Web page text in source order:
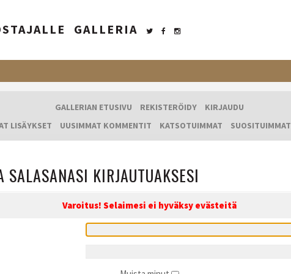
GALLERIA
GALLERIAN ETUSIVU REKISTERÖIDY
KIRJAUDU
LISÄYKSET UUSIMMAT KOMMENTIT KATSOTUIMMAT SUOSITUIMMAT
SALASANASI KIRJAUTUAKSESI
Varoitus! Selaimesi ei hyväksy evästeitä